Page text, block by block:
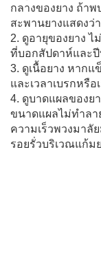
กลางของยาง ถ้าพ
สะพานยางแสดงว่
2. ดูอายุของยาง ไ
ที่บอกสัปดาห์และปี
3. ดูเนื้อยาง หากแ
และเวลาเบรกหรือ
4. ดูบาดแผลของย
ขนาดแผลไม่ทำลา
ความเร็วพวงมาลั
รอยรั่วบริเวณแก้ม